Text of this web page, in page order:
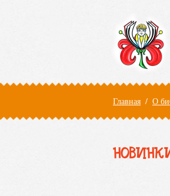
Вы здесь
Главная / О